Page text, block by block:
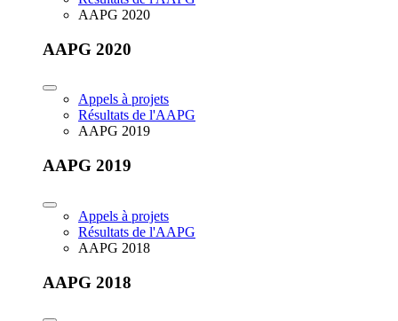
AAPG 2020
AAPG 2020
Appels à projets
Résultats de l'AAPG
AAPG 2019
AAPG 2019
Appels à projets
Résultats de l'AAPG
AAPG 2018
AAPG 2018